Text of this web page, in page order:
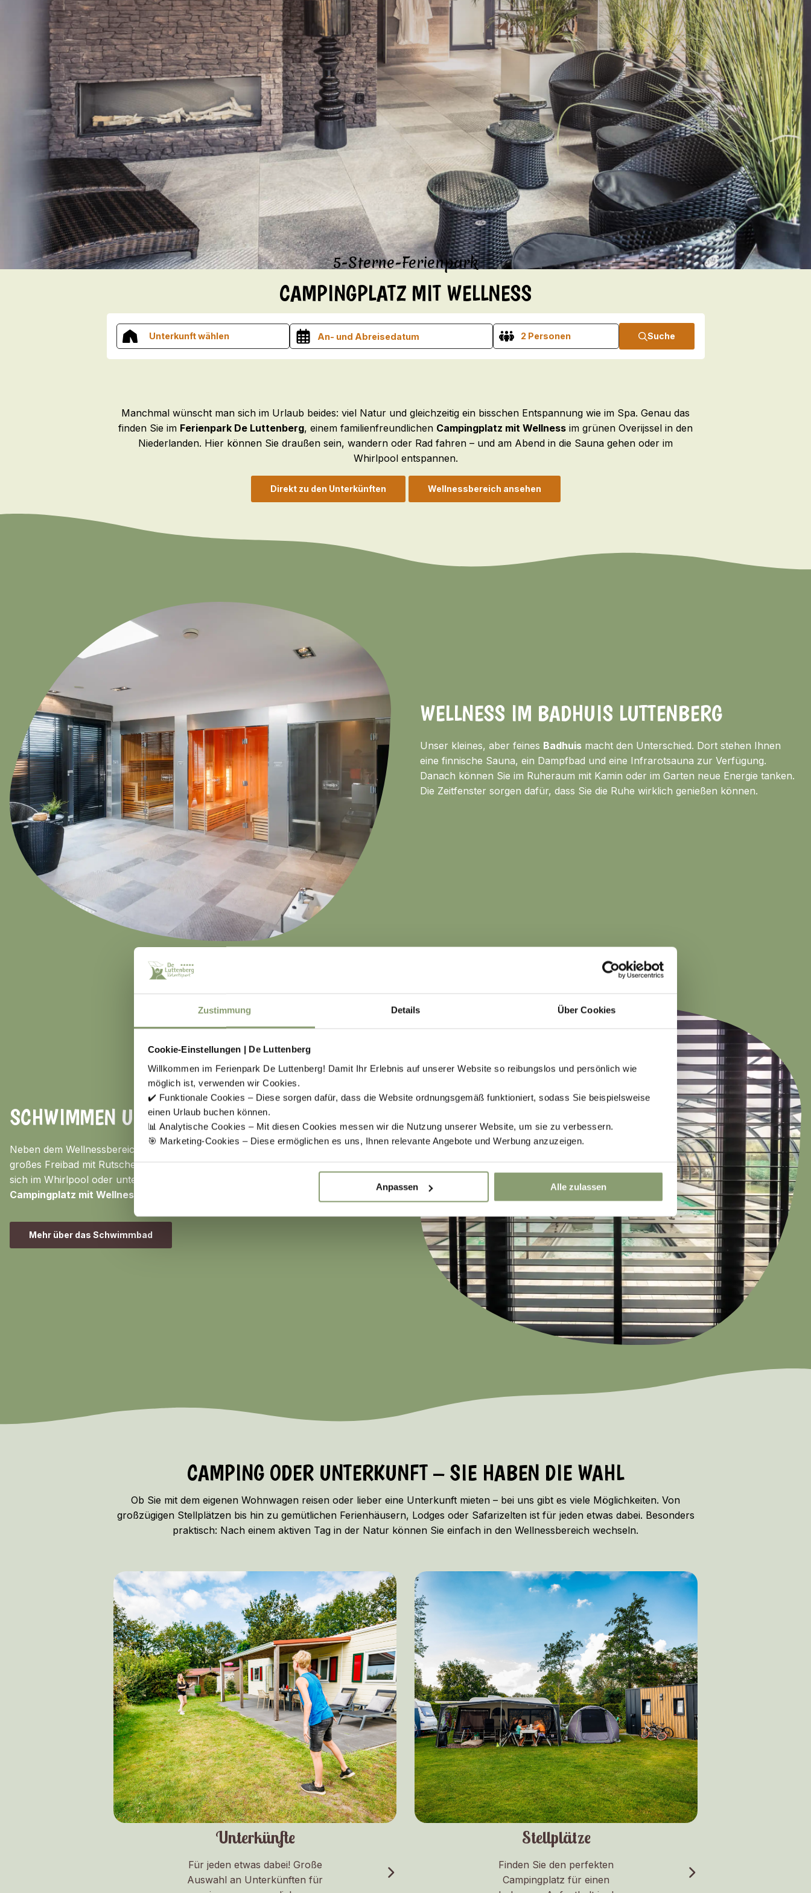
Zustimmung Details Über Cookies
Cookie-Einstellungen | De Luttenberg
Willkommen im Ferienpark De Luttenberg! Damit Ihr Erlebnis auf unserer Website so reibungslos und persönlich wie
möglich ist, verwenden wir Cookies.
✔️ Funktionale Cookies – Diese sorgen dafür, dass die Website ordnungsgemäß funktioniert, sodass Sie beispielsweise
einen Urlaub buchen können.
📊 Analytische Cookies – Mit diesen Cookies messen wir die Nutzung unserer Website, um sie zu verbessern.
🎯 Marketing-Cookies – Diese ermöglichen es uns, Ihnen relevante Angebote und Werbung anzuzeigen.
Anpassen Alle zulassen
5-Sterne-Ferienpark
CAMPINGPLATZ MIT WELLNESS
Unterkunft wählen 2 Personen Suche
Manchmal wünscht man sich im Urlaub beides: viel Natur und gleichzeitig ein bisschen Entspannung wie im Spa. Genau das
finden Sie im Ferienpark De Luttenberg, einem familienfreundlichen Campingplatz mit Wellness im grünen Overijssel in den
Niederlanden. Hier können Sie draußen sein, wandern oder Rad fahren – und am Abend in die Sauna gehen oder im
Whirlpool entspannen.
Direkt zu den Unterkünften Wellnessbereich ansehen
WELLNESS IM BADHUIS LUTTENBERG
Unser kleines, aber feines Badhuis macht den Unterschied. Dort stehen Ihnen
eine finnische Sauna, ein Dampfbad und eine Infrarotsauna zur Verfügung.
Danach können Sie im Ruheraum mit Kamin oder im Garten neue Energie tanken.
Die Zeitfenster sorgen dafür, dass Sie die Ruhe wirklich genießen können.
SCHWIMMEN UND RELAXEN
Neben dem Wellnessbereich gibt es ein Hallenbad mit Kinderbecken sowie ein
großes Freibad mit Rutsche und Planschbereich. Wer es ruhiger mag, entspannt
sich im Whirlpool oder unter der Massagedüse. So wird der Urlaub auf unserem
Campingplatz mit Wellness
Mehr über das Schwimmbad
CAMPING ODER UNTERKUNFT – SIE HABEN DIE WAHL
Ob Sie mit dem eigenen Wohnwagen reisen oder lieber eine Unterkunft mieten – bei uns gibt es viele Möglichkeiten. Von
großzügigen Stellplätzen bis hin zu gemütlichen Ferienhäusern, Lodges oder Safarizelten ist für jeden etwas dabei. Besonders
praktisch: Nach einem aktiven Tag in der Natur können Sie einfach in den Wellnessbereich wechseln.
Unterkünfte
Für jeden etwas dabei! Große
Auswahl an Unterkünften für
Stellplätze
Finden Sie den perfekten
Campingplatz für einen